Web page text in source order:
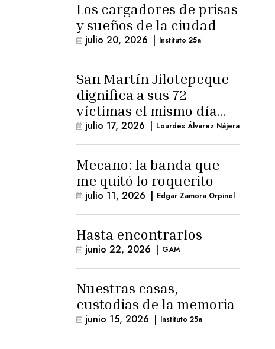
Los cargadores de prisas
y sueños de la ciudad
julio 20, 2026 | Instituto 25a
San Martín Jilotepeque
dignifica a sus 72
víctimas el mismo día
que Benedicto Lucas
logra arresto
domiciliario
julio 17, 2026 | Lourdes Álvarez Nájera
Mecano: la banda que
me quitó lo roquerito
julio 11, 2026 | Edgar Zamora Orpinel
Hasta encontrarlos
junio 22, 2026 | GAM
Nuestras casas,
custodias de la memoria
junio 15, 2026 | Instituto 25a